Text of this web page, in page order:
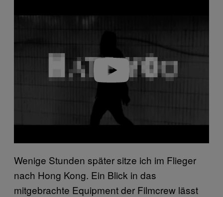
Wenige Stunden später sitze ich im Flieger
nach Hong Kong. Ein Blick in das
mitgebrachte Equipment der Filmcrew lässt